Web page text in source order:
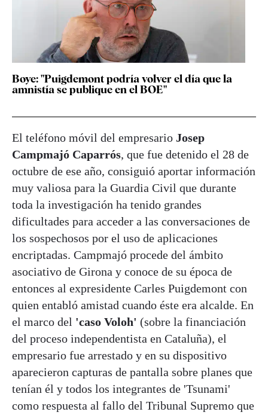
Boye: "Puigdemont podría volver el día que la
amnistía se publique en el BOE"
El teléfono móvil del empresario Josep
Campmajó Caparrós, que fue detenido el 28 de
octubre de ese año, consiguió aportar información
muy valiosa para la Guardia Civil que durante
toda la investigación ha tenido grandes
dificultades para acceder a las conversaciones de
los sospechosos por el uso de aplicaciones
encriptadas. Campmajó procede del ámbito
asociativo de Girona y conoce de su época de
entonces al expresidente Carles Puigdemont con
quien entabló amistad cuando éste era alcalde. En
el marco del 'caso Voloh' (sobre la financiación
del proceso independentista en Cataluña), el
empresario fue arrestado y en su dispositivo
aparecieron capturas de pantalla sobre planes que
tenían él y todos los integrantes de 'Tsunami'
como respuesta al fallo del Tribunal Supremo que